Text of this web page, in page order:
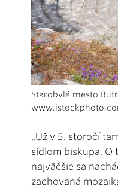
Starobylé mesto
„Už v 5. storočí
sídlom biskupa. O
najväčšie sa
zachovaná